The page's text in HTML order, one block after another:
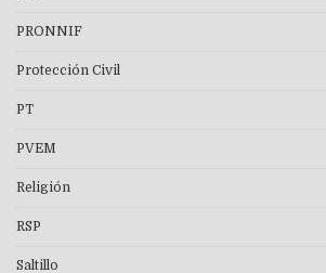
PRONNIF
Protección Civil
PT
PVEM
Religión
RSP
Saltillo